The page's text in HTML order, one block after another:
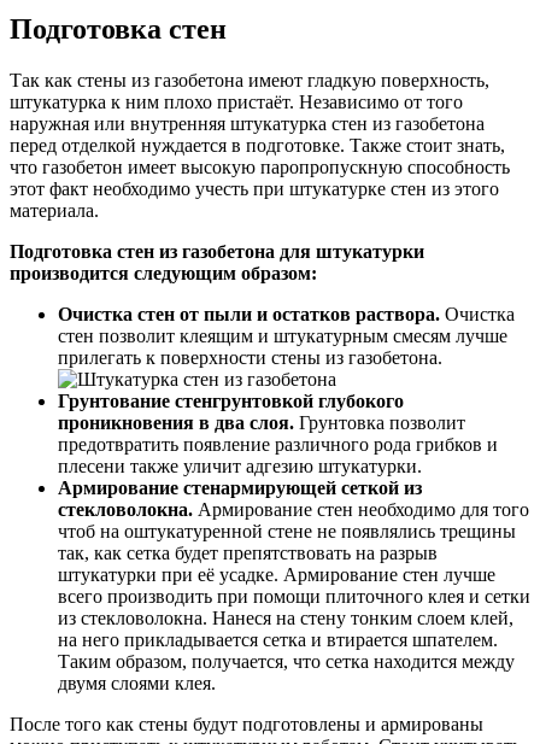
Подготовка стен
Так как стены из газобетона имеют гладкую поверхность,
штукатурка к ним плохо пристаёт. Независимо от того
наружная или внутренняя штукатурка стен из газобетона
перед отделкой нуждается в подготовке. Также стоит знать,
что газобетон имеет высокую паропропускную способность
этот факт необходимо учесть при штукатурке стен из этого
материала.
Подготовка стен из газобетона для штукатурки
производится следующим образом:
Очистка стен от пыли и остатков раствора. Очистка
стен позволит клеящим и штукатурным смесям лучше
прилегать к поверхности стены из газобетона.
Грунтование стенгрунтовкой глубокого
проникновения в два слоя. Грунтовка позволит
предотвратить появление различного рода грибков и
плесени также уличит адгезию штукатурки.
Армирование стенармирующей сеткой из
стекловолокна. Армирование стен необходимо для того
чтоб на оштукатуренной стене не появлялись трещины
так, как сетка будет препятствовать на разрыв
штукатурки при её усадке. Армирование стен лучше
всего производить при помощи плиточного клея и сетки
из стекловолокна. Нанеся на стену тонким слоем клей,
на него прикладывается сетка и втирается шпателем.
Таким образом, получается, что сетка находится между
двумя слоями клея.
После того как стены будут подготовлены и армированы